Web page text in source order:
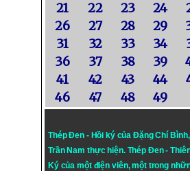
21
22 23 24
26
27 28 29
31
32 33 34
36
37 38 39
41
42 43 44
46
47 48 49
Thép Đen - Hồi ký của Đặng Chí Bình
Trần Nam thực hiện. Thép Đen-
Ký của một điện viên, một trong